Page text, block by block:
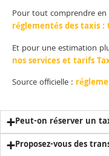
Pour tout comprendre
réglementés des taxis
Et pour une estimation
nos services et tarifs
Source officielle :
Peut-on réserver un
Proposez-vous des